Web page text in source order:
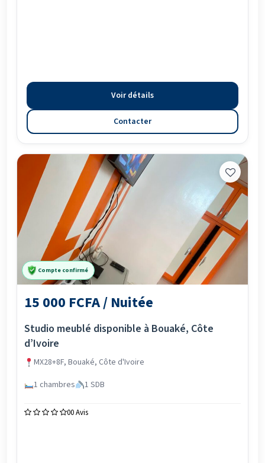
Voir détails
Contacter
Compte confirmé
15 000 FCFA / Nuitée
Studio meublé disponible à Bouaké, Côte
d’Ivoire
MX28+8F, Bouaké, Côte d'Ivoire
1 chambres
1 SDB
00 Avis